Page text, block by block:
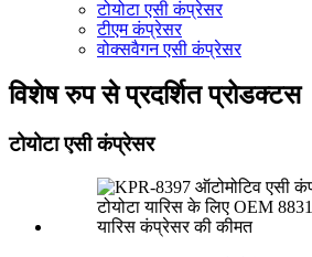
टोयोटा एसी कंप्रेसर
टीएम कंप्रेसर
वोक्सवैगन एसी कंप्रेसर
विशेष रुप से प्रदर्शित प्रोडक्टस
टोयोटा एसी कंप्रेसर